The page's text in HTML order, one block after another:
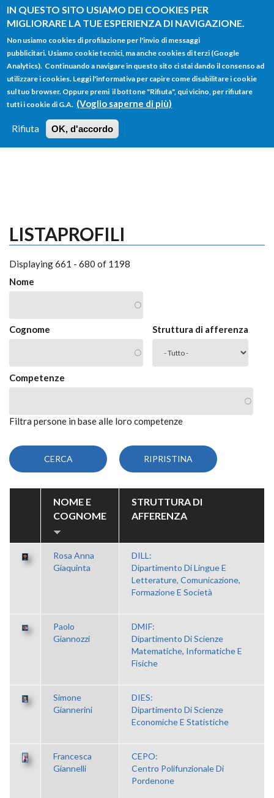
IN QUESTO SITO USIAMO DEI COOKIES PER
MIGLIORARE LA TUE ESPERIENZA DI NAVIGAZIONE.
Non usiamo cookies di profilazione per l'invio di messaggi
pubblicitari. Usiamo cookie tecnici, ma anche cookies di terzi (Google
Analytics). Continuando a navigare in questo sito ci stai dando il consenso ad
utilizzare i cookies. Leggi l'informativa per capire come disabilitare i cookie
sul tuo browser. Oppure premi il bottone "Rifiuta", qui vicino, per rifiutare
tutti i cookie di G.A. (Voglio saperne di più)
Rifiuta OK, d'accordo
Salta al contenuto principale
FORM
DI
RICERCA
Main menu
HOME TUTTI I PROFILI
LOGIN
LISTAPROFILI
Displaying 661 - 680 of 1198
Nome
Cognome Struttura di afferenza
Competenze
Filtra persone in base alle loro competenze
NOME E
COGNOME
STRUTTURA DI
AFFERENZA
Rosa Anna
Giaquinta
DILL:
Dipartimento Di Lingue E
Letterature, Comunicazione,
Formazione E Società
Paolo
Giannozzi
DMIF:
Dipartimento Di Scienze
Matematiche, Informatiche E
Fisiche
Simone
Giannerini
DIES:
Dipartimento Di Scienze
Economiche E Statistiche
Francesca
Giannelli
CEPO:
Centro Polifunzionale Di
Pordenone